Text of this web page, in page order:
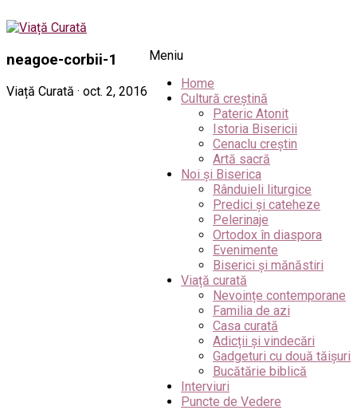
Meniu
Home
Cultură creștină
Pateric Atonit
Istoria Bisericii
Cenaclu creștin
Artă sacră
Noi și Biserica
Rânduieli liturgice
Predici și cateheze
Pelerinaje
Ortodox în diaspora
Evenimente
Biserici și mănăstiri
Viață curată
Nevoințe contemporane
Familia de azi
Casa curată
Adicții și vindecări
Gadgeturi cu două tăișuri
Bucătărie biblică
Interviuri
Puncte de Vedere
neagoe-corbii-1
Viață Curată · oct. 2, 2016